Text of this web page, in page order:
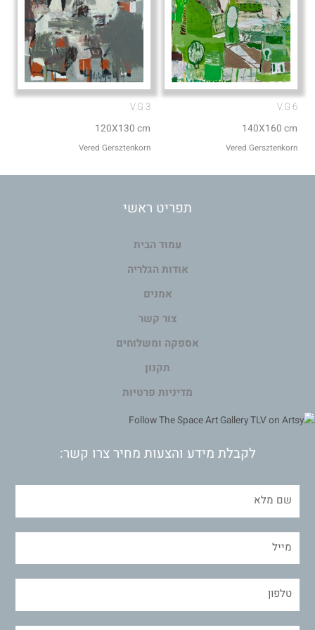
V.G 6
140X160 cm
Vered Gersztenkorn
V.G 3
120X130 cm
Vered Gersztenkorn
תפריט ראשי
עמוד הבית
אודות הגלריה
אמנים
צור קשר
אספקה ומשלוחים
תקנון
מדיניות פרטיות
לקבלת מידע והצעות מחיר צרו קשר: